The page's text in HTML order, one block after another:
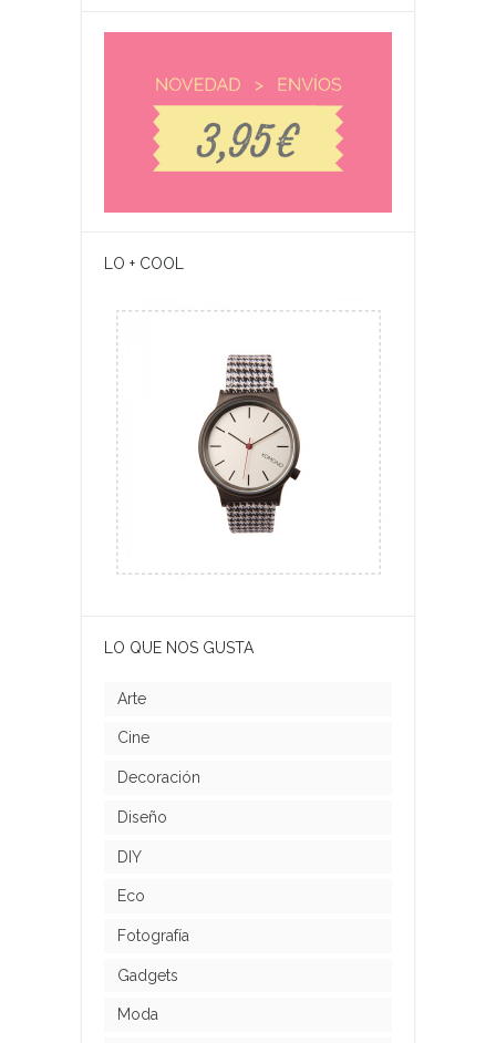
LO + COOL
LO QUE NOS GUSTA
Arte
Cine
Decoración
Diseño
DIY
Eco
Fotografía
Gadgets
Moda